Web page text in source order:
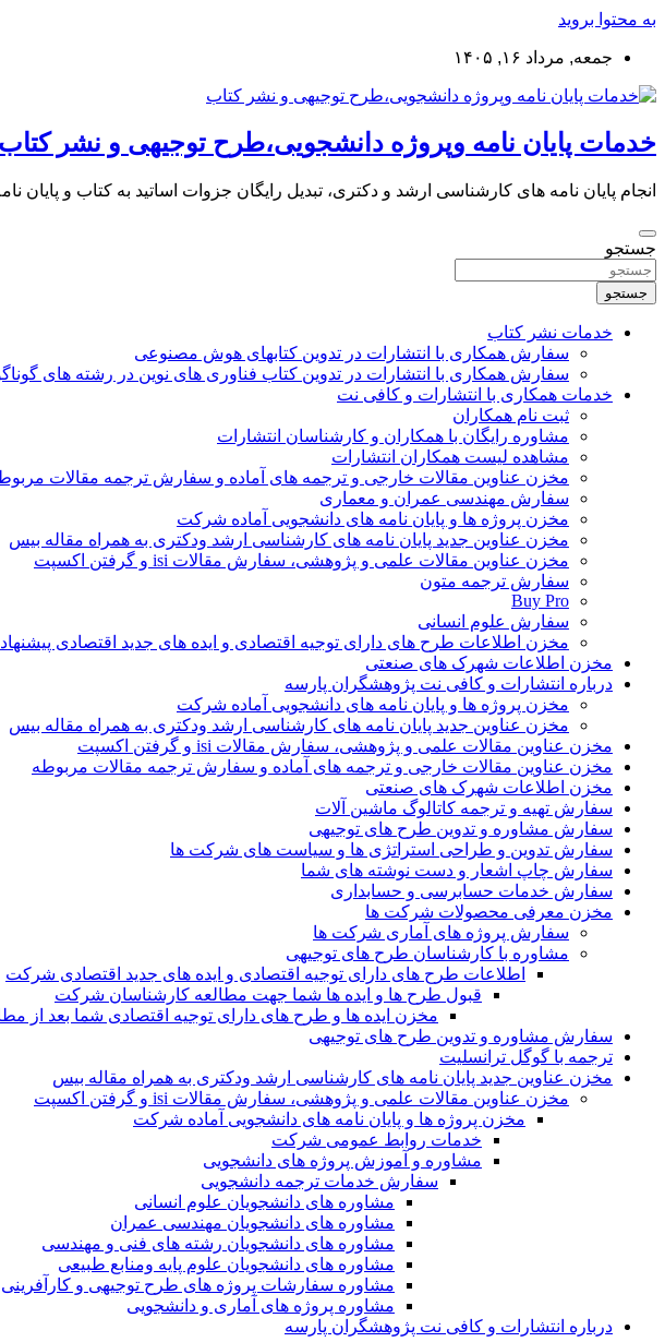
به محتوا بروید
جمعه, مرداد ۱۶, ۱۴۰۵
خدمات پایان نامه وپروژه دانشجویی،طرح توجیهی و نشر کتاب
انجام پایان نامه های کارشناسی ارشد و دکتری، تبدیل رایگان جزوات اساتید به کتاب و
جستجو
جستجو
خدمات نشر کتاب
سفارش همکاری با انتشارات در تدوین کتابهای هوش مصنوعی
سفارش همکاری با انتشارات در تدوین کتاب فناوری های نوین در رشته های
خدمات همکاری با انتشارات و کافی نت
ثبت نام همکاران
مشاوره رایگان با همکاران و کارشناسان انتشارات
مشاهده لیست همکاران انتشارات
مخزن عناوین مقالات خارجی و ترجمه های آماده و سفارش ترجمه مقالات
سفارش مهندسی عمران و معماری
مخزن پروژه ها و پایان نامه های دانشجویی آماده شرکت
مخزن عناوین جدید پایان نامه های کارشناسی ارشد ودکتری به همراه مقاله بیس
مخزن عناوین مقالات علمی و پژوهشی، سفارش مقالات isi و گرفتن اکسپت
سفارش ترجمه متون
Buy Pro
سفارش علوم انسانی
مخزن اطلاعات طرح های دارای توجیه اقتصادی و ایده های جدید اقتصادی
مخزن اطلاعات شهرک های صنعتی
درباره انتشارات و کافی نت پژوهشگران پارسه
مخزن پروژه ها و پایان نامه های دانشجویی آماده شرکت
مخزن عناوین جدید پایان نامه های کارشناسی ارشد ودکتری به همراه مقاله بیس
مخزن عناوین مقالات علمی و پژوهشی، سفارش مقالات isi و گرفتن اکسپت
مخزن عناوین مقالات خارجی و ترجمه های آماده و سفارش ترجمه مقالات مربوطه
مخزن اطلاعات شهرک های صنعتی
سفارش تهیه و ترجمه کاتالوگ ماشین آلات
سفارش مشاوره و تدوین طرح های توجیهی
سفارش تدوین و طراحی استراتژی ها و سیاست های شرکت ها
سفارش چاپ اشعار و دست نوشته های شما
سفارش خدمات حسابرسی و حسابداری
مخزن معرفی محصولات شرکت ها
سفارش پروژه های آماری شرکت ها
مشاوره با کارشناسان طرح های توجیهی
اطلاعات طرح های دارای توجیه اقتصادی و ایده های جدید اقتصادی شرکت
قبول طرح ها و ایده ها شما جهت مطالعه کارشناسان شرکت
مخزن ایده ها و طرح های دارای توجیه اقتصادی شما بعد از
سفارش مشاوره و تدوین طرح های توجیهی
ترجمه با گوگل ترانسلیت
مخزن عناوین جدید پایان نامه های کارشناسی ارشد ودکتری به همراه مقاله بیس
مخزن عناوین مقالات علمی و پژوهشی، سفارش مقالات isi و گرفتن اکسپت
مخزن پروژه ها و پایان نامه های دانشجویی آماده شرکت
خدمات روابط عمومی شرکت
مشاوره و آموزش پروژه های دانشجویی
سفارش خدمات ترجمه دانشجویی
مشاوره های دانشجویان علوم انسانی
مشاوره های دانشجویان مهندسی عمران
مشاوره های دانشجویان رشته های فنی و مهندسی
مشاوره های دانشجویان علوم پایه ومنابع طبیعی
مشاوره سفارشات پروژه های طرح توجیهی و کارآفرینی
مشاوره پروژه های آماری و دانشجویی
درباره انتشارات و کافی نت پژوهشگران پارسه